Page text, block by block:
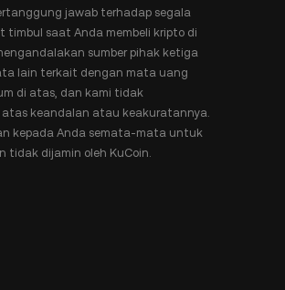
jawab terhadap segala
timbul saat Anda membeli kripto di
sumber pihak ketiga
lain terkait dengan mata uang
di atas, dan kami tidak
keandalan atau keakuratannya.
kepada Anda semata-mata untuk
tidak dijamin oleh KuCoin.